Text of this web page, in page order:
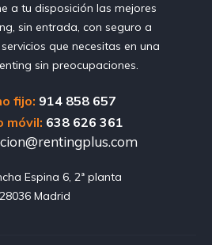
a tu disposición las mejores
sin entrada, con seguro a
que necesitas en una
sin preocupaciones.
fijo: 914 858 657
móvil: 638 626 361
Espina 6, 2ª planta
28036 Madrid